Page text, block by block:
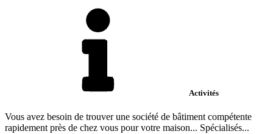
Activités
Vous avez besoin de trouver une société de bâtiment compétente
rapidement près de chez vous pour votre maison... Spécialisés...